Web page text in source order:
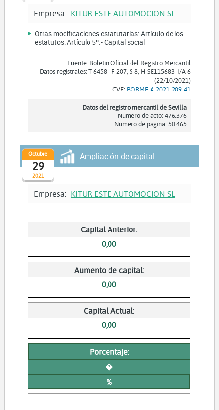
Empresa: KITUR ESTE AUTOMOCION SL
Otras modificaciones estatutarias: Artículo de los
estatutos: Artículo 5º.- Capital social
Fuente: Boletín Oficial del Registro Mercantil
Datos registrales: T 6458 , F 207, S 8, H SE115683, I/A 6
(22/10/2021)
CVE: BORME-A-2021-209-41
Datos del registro mercantil de Sevilla
Número de acto: 476.376
Número de página: 50.465
2021
Octubre
29
Ampliación de capital
Empresa: KITUR ESTE AUTOMOCION SL
Capital Anterior:
0,00
Aumento de capital:
0,00
Capital Actual:
0,00
Porcentaje:
�
%